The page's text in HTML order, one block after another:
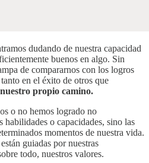
dudando de nuestra capacidad
buenos en algo. Sin
de compararnos con los logros
en el éxito de otros que
nuestro propio camino.
o no hemos logrado no
habilidades o capacidades, sino las
momentos de nuestra vida.
guiadas por nuestras
todo, nuestros valores.